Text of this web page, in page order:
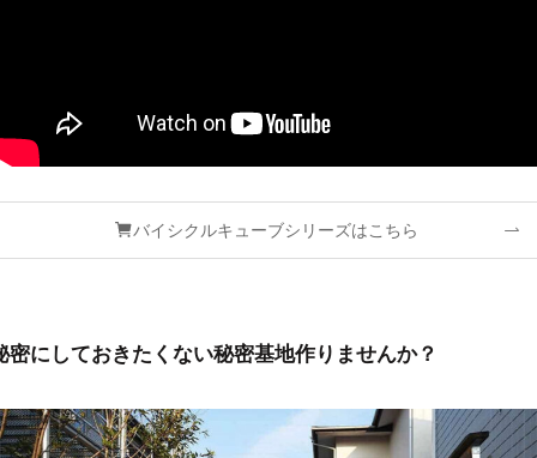
バイシクルキューブシリーズはこちら
密にしておきたくない秘密基地作りませんか？